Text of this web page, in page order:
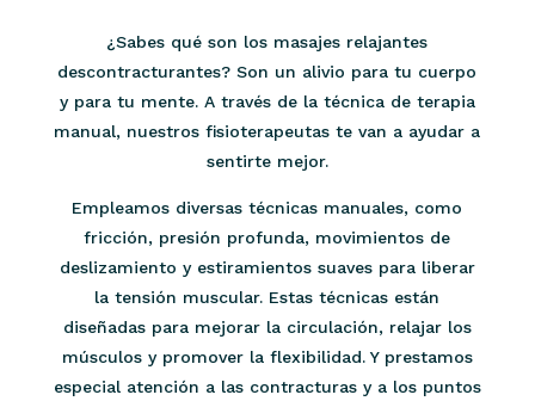
¿Sabes qué son los masajes relajantes
descontracturantes? Son un alivio para tu cuerpo
y para tu mente. A través de la técnica de terapia
manual, nuestros fisioterapeutas te van a ayudar a
sentirte mejor.
Empleamos diversas técnicas manuales, como
fricción, presión profunda, movimientos de
deslizamiento y estiramientos suaves para liberar
la tensión muscular. Estas técnicas están
diseñadas para mejorar la circulación, relajar los
músculos y promover la flexibilidad. Y prestamos
especial atención a las contracturas y a los puntos